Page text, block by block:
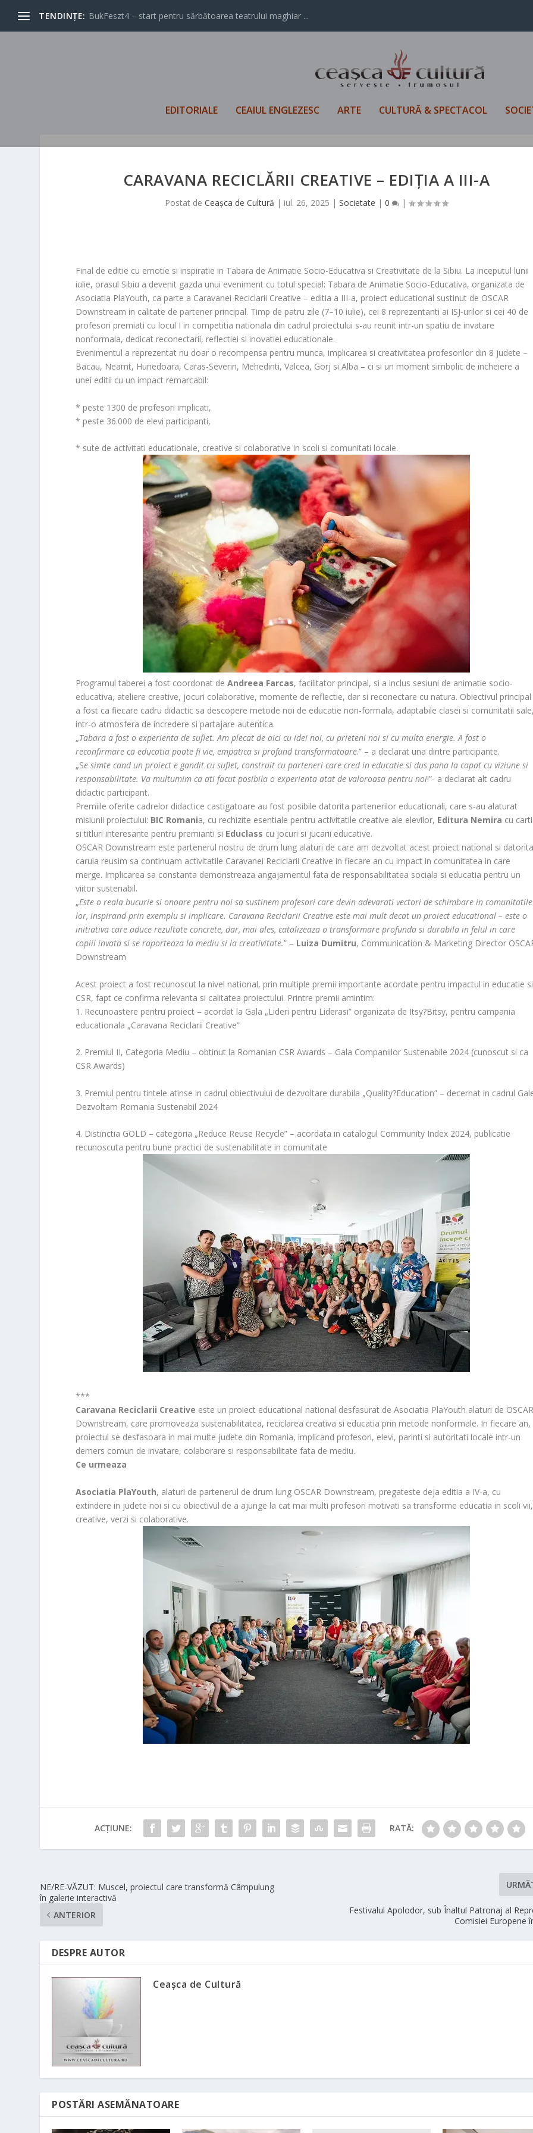
TENDINȚE: BukFeszt4 – start pentru sărbătoarea teatrului maghiar ...
EDITORIALE CEAIUL ENGLEZESC ARTE CULTURĂ & SPECTACOL
CARAVANA RECICLĂRII CREATIVE – EDIȚIA A III-A
Postat de Ceașca de Cultură | iul. 26, 2025 | Societate | 0 |
Final de editie cu emotie si inspiratie in Tabara de Animatie Socio-Educativa si Creativitate de la Sibiu. La inceputul lunii
iulie, orasul Sibiu a devenit gazda unui eveniment cu totul special: Tabara de Animatie Socio-Educativa, organizata de
Asociatia PlaYouth, ca parte a Caravanei Reciclarii Creative – editia a III-a, proiect educational sustinut de OSCAR
Downstream in calitate de partener principal. Timp de patru zile (7–10 iulie), cei 8 reprezentanti ai ISJ-urilor si cei 40 de
profesori premiati cu locul I in competitia nationala din cadrul proiectului s-au reunit intr-un spatiu de invatare
nonformala, dedicat reconectarii, reflectiei si inovatiei educationale.
Evenimentul a reprezentat nu doar o recompensa pentru munca, implicarea si creativitatea profesorilor din 8 judete –
Bacau, Neamt, Hunedoara, Caras-Severin, Mehedinti, Valcea, Gorj si Alba – ci si un moment simbolic de incheiere a
unei editii cu un impact remarcabil:
* peste 1300 de profesori implicati,
* peste 36.000 de elevi participanti,
* sute de activitati educationale, creative si colaborative in scoli si comunitati locale.
Programul taberei a fost coordonat deAndreea Farcas, facilitator principal, si a inclus sesiuni de animatie socio-
educativa, ateliere creative, jocuri colaborative, momente de reflectie, dar si reconectare cu natura. Obiectivul principal
a fost ca fiecare cadru didactic sa descopere metode noi de educatie non-formala, adaptabile clasei si comunitatii
intr-o atmosfera de incredere si partajare autentica.
„Tabara a fost o experienta de suflet. Am plecat de aici cu idei noi, cu prieteni noi si cu multa energie. A fost o
reconfirmare ca educatia poate fi vie, empatica si profund transformatoare.” – a declarat una dintre participante.
„Se simte cand un proiect e gandit cu suflet, construit cu parteneri care cred in educatie si dus pana la capat cu viziune si
responsabilitate. Va multumim ca ati facut posibila o experienta atat de valoroasa pentru noi!”- a declarat alt cadru
didactic participant.
Premiile oferite cadrelor didactice castigatoare au fost posibile datorita partenerilor educationali, care s-au alaturat
misiunii proiectului: BIC Romania, cu rechizite esentiale pentru activitatile creative ale elevilor, Editura Nemira cu carti
si titluri interesante pentru premianti si Educlass cu jocuri si jucarii educative.
OSCAR Downstream este partenerul nostru de drum lung alaturi de care am dezvoltat acest proiect national si
caruia reusim sa continuam activitatile Caravanei Reciclarii Creative in fiecare an cu impact in comunitatea in care
merge. Implicarea sa constanta demonstreaza angajamentul fata de responsabilitatea sociala si educatia pentru un
viitor sustenabil.
„Este o reala bucurie si onoare pentru noi sa sustinem profesori care devin adevarati vectori de schimbare in comunitatile
lor, inspirand prin exemplu si implicare. Caravana Reciclarii Creative este mai mult decat un proiect educational – este o
initiativa care aduce rezultate concrete, dar, mai ales, catalizeaza o transformare profunda si durabila in felul in care
copiii invata si se raporteaza la mediu si la creativitate.” – Luiza Dumitru, Communication & Marketing Director
Downstream
Acest proiect a fost recunoscut la nivel national, prin multiple premii importante acordate pentru impactul in educatie si
CSR, fapt ce confirma relevanta si calitatea proiectului. Printre premii amintim:
1. Recunoastere pentru proiect – acordat la Gala „Lideri pentru Liderasi” organizata de Itsy?Bitsy, pentru campania
educationala „Caravana Reciclarii Creative”
2. Premiul II, Categoria Mediu – obtinut la Romanian CSR Awards – Gala Companiilor Sustenabile 2024 (cunoscut si ca
CSR Awards)
3. Premiul pentru tintele atinse in cadrul obiectivului de dezvoltare durabila „Quality?Education” – decernat in cadrul
Dezvoltam Romania Sustenabil 2024
4. Distinctia GOLD – categoria „Reduce Reuse Recycle” – acordata in catalogul Community Index 2024, publicatie
recunoscuta pentru bune practici de sustenabilitate in comunitate
***
Caravana Reciclarii Creative este un proiect educational national desfasurat de Asociatia PlaYouth alaturi de
Downstream, care promoveaza sustenabilitatea, reciclarea creativa si educatia prin metode nonformale. In fiecare an,
proiectul se desfasoara in mai multe judete din Romania, implicand profesori, elevi, parinti si autoritati locale intr-un
demers comun de invatare, colaborare si responsabilitate fata de mediu.
Ce urmeaza
Asociatia PlaYouth, alaturi de partenerul de drum lung OSCAR Downstream, pregateste deja editia a IV-a, cu
extindere in judete noi si cu obiectivul de a ajunge la cat mai multi profesori motivati sa transforme educatia in scoli vii,
creative, verzi si colaborative.
ACȚIUNE: RATĂ:
NE/RE-VĂZUT: Muscel, proiectul care transformă Câmpulung
în galerie interactivă
ANTERIOR
Festivalul Apolodor, sub Înaltul Patronaj al
Comisiei Europene
DESPRE AUTOR
Ceașca de Cultură
POSTĂRI ASEMĂNATOARE